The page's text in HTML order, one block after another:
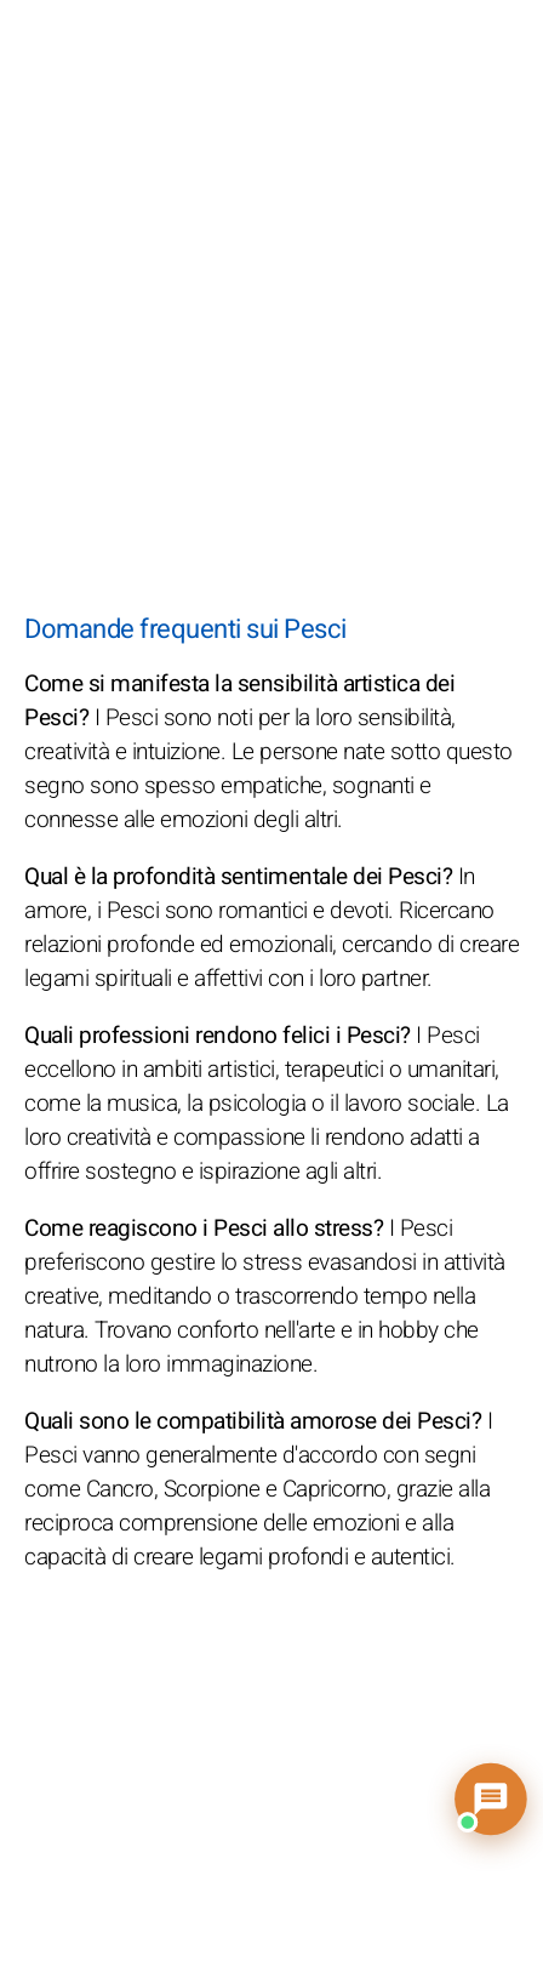
Domande frequenti sui Pesci
Come si manifesta la sensibilità artistica dei
Pesci?I Pesci sono noti per la loro sensibilità,
creatività e intuizione. Le persone nate sotto questo
segno sono spesso empatiche, sognanti e
connesse alle emozioni degli altri.
Qual è la profondità sentimentale dei Pesci?In
amore, i Pesci sono romantici e devoti. Ricercano
relazioni profonde ed emozionali, cercando di creare
legami spirituali e affettivi con i loro partner.
Quali professioni rendono felici i Pesci?I Pesci
eccellono in ambiti artistici, terapeutici o umanitari,
come la musica, la psicologia o il lavoro sociale. La
loro creatività e compassione li rendono adatti a
offrire sostegno e ispirazione agli altri.
Come reagiscono i Pesci allo stress?I Pesci
preferiscono gestire lo stress evasandosi in attività
creative, meditando o trascorrendo tempo nella
natura. Trovano conforto nell'arte e in hobby che
nutrono la loro immaginazione.
Quali sono le compatibilità amorose dei Pesci?I
Pesci vanno generalmente d'accordo con segni
come Cancro, Scorpione e Capricorno, grazie alla
reciproca comprensione delle emozioni e alla
capacità di creare legami profondi e autentici.